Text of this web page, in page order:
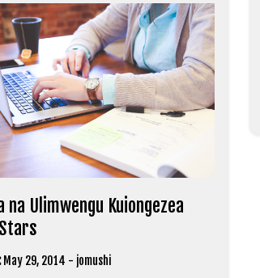
na Ulimwengu Kuiongezea
May 29, 2014 - jomushi